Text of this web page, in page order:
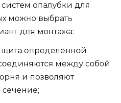
опалубки для
можно выбрать
для монтажа:
определенной
между собой
и позволяют